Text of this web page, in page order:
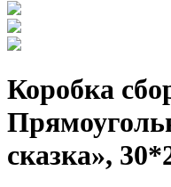
Коробка
сказка»,